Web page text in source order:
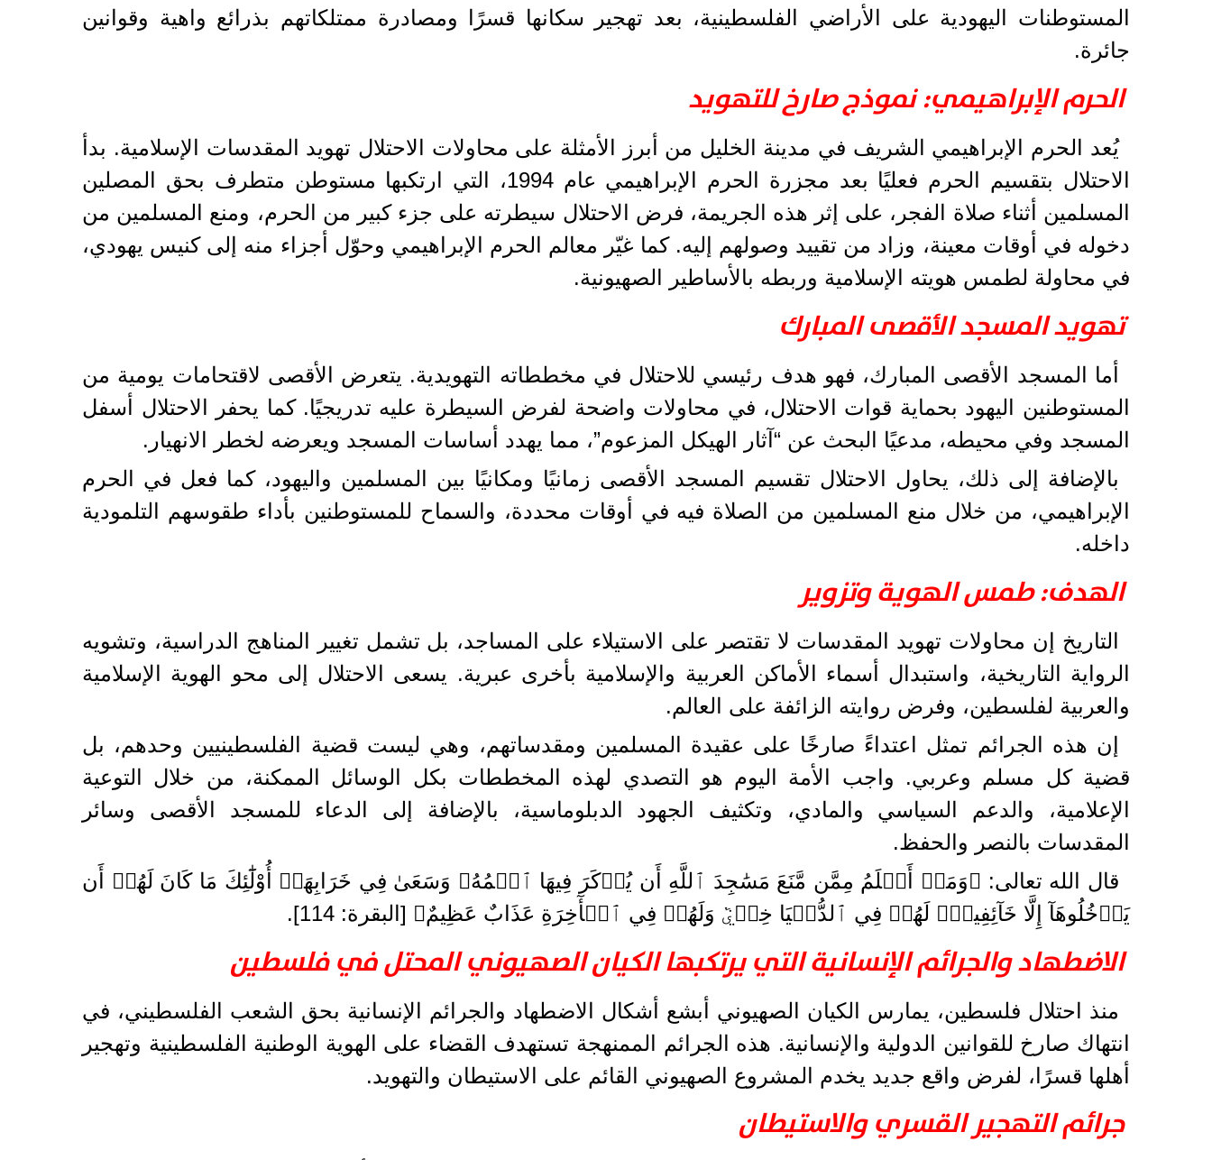
المستوطنات اليهودية على الأراضي الفلسطينية، بعد تهجير سكانها قسرًا ومصادرة ممتلكاتهم بذرائع واهية وقوانين
جائرة.
الحرم الإبراهيمي: نموذج صارخ للتهويد
يُعد الحرم الإبراهيمي الشريف في مدينة الخليل من أبرز الأمثلة على محاولات الاحتلال تهويد المقدسات الإسلامية. بدأ
الاحتلال بتقسيم الحرم فعليًا بعد مجزرة الحرم الإبراهيمي عام 1994، التي ارتكبها مستوطن متطرف بحق المصلين
المسلمين أثناء صلاة الفجر، على إثر هذه الجريمة، فرض الاحتلال سيطرته على جزء كبير من الحرم، ومنع المسلمين من
دخوله في أوقات معينة، وزاد من تقييد وصولهم إليه. كما غيّر معالم الحرم الإبراهيمي وحوّل أجزاء منه إلى كنيس يهودي،
في محاولة لطمس هويته الإسلامية وربطه بالأساطير الصهيونية.
تهويد المسجد الأقصى المبارك
أما المسجد الأقصى المبارك، فهو هدف رئيسي للاحتلال في مخططاته التهويدية. يتعرض الأقصى لاقتحامات يومية من
المستوطنين اليهود بحماية قوات الاحتلال، في محاولات واضحة لفرض السيطرة عليه تدريجيًا. كما يحفر الاحتلال أسفل
المسجد وفي محيطه، مدعيًا البحث عن “آثار الهيكل المزعوم”، مما يهدد أساسات المسجد ويعرضه لخطر الانهيار.
بالإضافة إلى ذلك، يحاول الاحتلال تقسيم المسجد الأقصى زمانيًا ومكانيًا بين المسلمين واليهود، كما فعل في الحرم
الإبراهيمي، من خلال منع المسلمين من الصلاة فيه في أوقات محددة، والسماح للمستوطنين بأداء طقوسهم التلمودية
داخله.
الهدف: طمس الهوية وتزوير
التاريخ إن محاولات تهويد المقدسات لا تقتصر على الاستيلاء على المساجد، بل تشمل تغيير المناهج الدراسية، وتشويه
الرواية التاريخية، واستبدال أسماء الأماكن العربية والإسلامية بأخرى عبرية. يسعى الاحتلال إلى محو الهوية الإسلامية
والعربية لفلسطين، وفرض روايته الزائفة على العالم.
إن هذه الجرائم تمثل اعتداءً صارخًا على عقيدة المسلمين ومقدساتهم، وهي ليست قضية الفلسطينيين وحدهم، بل
قضية كل مسلم وعربي. واجب الأمة اليوم هو التصدي لهذه المخططات بكل الوسائل الممكنة، من خلال التوعية
الإعلامية، والدعم السياسي والمادي، وتكثيف الجهود الدبلوماسية، بالإضافة إلى الدعاء للمسجد الأقصى وسائر
المقدسات بالنصر والحفظ.
قال الله تعالى: ﴿وَمَنۡ أَظۡلَمُ مِمَّن مَّنَعَ مَسَٰجِدَ ٱللَّهِ أَن يُذۡكَرَ فِيهَا ٱسۡمُهُۥ وَسَعَىٰ فِي خَرَابِهَاۤ أُوْلَٰٓئِكَ مَا كَانَ لَهُمۡ أَن
يَدۡخُلُوهَآ إِلَّا خَآئِفِينَۚ لَهُمۡ فِي ٱلدُّنۡيَا خِزۡيٞ وَلَهُمۡ فِي ٱلۡأٓخِرَةِ عَذَابٌ عَظِيمٌ﴾ [البقرة: 114].
الاضطهاد والجرائم الإنسانية التي يرتكبها الكيان الصهيوني المحتل في فلسطين
منذ احتلال فلسطين، يمارس الكيان الصهيوني أبشع أشكال الاضطهاد والجرائم الإنسانية بحق الشعب الفلسطيني، في
انتهاك صارخ للقوانين الدولية والإنسانية. هذه الجرائم الممنهجة تستهدف القضاء على الهوية الوطنية الفلسطينية وتهجير
أهلها قسرًا، لفرض واقع جديد يخدم المشروع الصهيوني القائم على الاستيطان والتهويد.
جرائم التهجير القسري والاستيطان